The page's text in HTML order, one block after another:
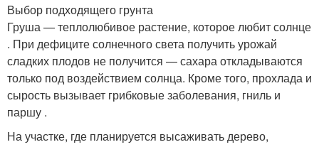
Выбор подходящего грунта
Груша — теплолюбивое растение, которое любит солнце
. При дефиците солнечного света получить урожай
сладких плодов не получится — сахара откладываются
только под воздействием солнца. Кроме того, прохлада и
сырость вызывает грибковые заболевания, гниль и
паршу .
На участке, где планируется высаживать дерево,